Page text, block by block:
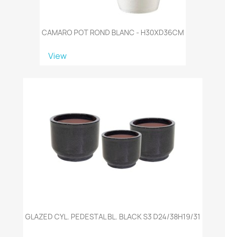
CAMARO POT ROND BLANC - H30XD36CM
View
GLAZED CYL. PEDESTAL BL. BLACK S3 D24/38H19/31